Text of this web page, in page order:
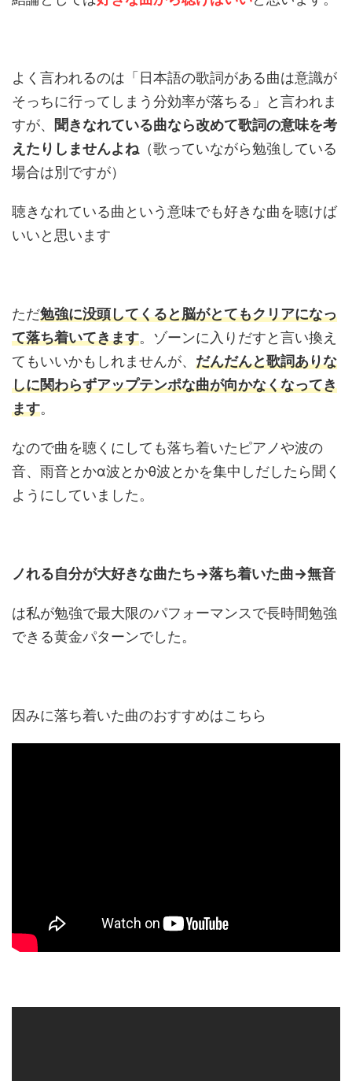
よく言われるのは「日本語の歌詞がある曲は意識が
そっちに行ってしまう分効率が落ちる」と言われま
すが、 聞きなれている曲なら改めて歌詞の意味を考
えたりしませんよね （歌っていながら勉強している
場合は別ですが）
聴きなれている曲という意味でも好きな曲を聴けば
いいと思います
ただ勉強に没頭してくると脳がとてもクリアになっ
て落ち着いてきます。ゾーンに入りだすと言い換え
てもいいかもしれませんが、 だんだんと歌詞ありな
しに関わらずアップテンポな曲が向かなくなってき
ます。
なので曲を聴くにしても落ち着いたピアノや波の
音、雨音とかα波とかθ波とかを集中しだしたら聞く
ようにしていました。
ノれる自分が大好きな曲たち→落ち着いた曲→無音
は私が勉強で最大限のパフォーマンスで長時間勉強
できる黄金パターンでした。
因みに落ち着いた曲のおすすめはこちら